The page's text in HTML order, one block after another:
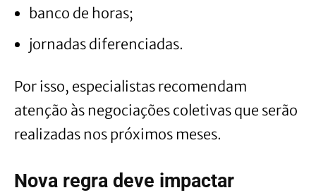
banco de horas;
jornadas diferenciadas.
Por isso, especialistas recomendam
atenção às negociações coletivas que serão
realizadas nos próximos meses.
Nova regra deve impactar